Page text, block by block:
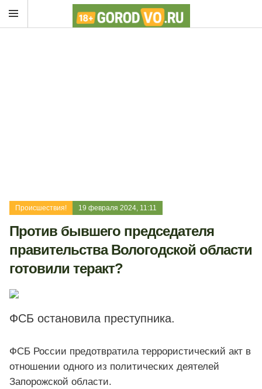
Происшествия! 19 февраля 2024, 11:11
Против бывшего председателя
правительства Вологодской области
готовили теракт?
ФСБ остановила преступника.
ФСБ России предотвратила террористический акт в
отношении одного из политических деятелей
Запорожской области.